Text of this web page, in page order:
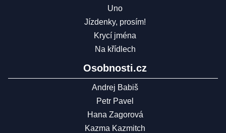
Uno
Jízdenky, prosím!
Krycí jména
Na křídlech
Osobnosti.cz
Andrej Babiš
Petr Pavel
Hana Zagorová
Kazma Kazmitch